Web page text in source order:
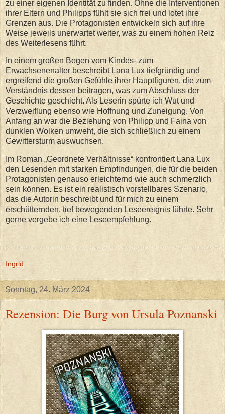
zu einer eigenen Identität zu finden. Ohne die Interventionen
ihrer Eltern und Philipps fühlt sie sich frei und lotet ihre
Grenzen aus. Die Protagonisten entwickeln sich auf ihre
Weise jeweils unerwartet weiter, was zu einem hohen Reiz
des Weiterlesens führt.
In einem großen Bogen vom Kindes- zum
Erwachsenenalter beschreibt Lana Lux tiefgründig und
ergreifend die großen Gefühle ihrer Hauptfiguren, die zum
Verständnis dessen beitragen, was zum Abschluss der
Geschichte geschieht. Als Leserin spürte ich Wut und
Verzweiflung ebenso wie Hoffnung und Zuneigung. Von
Anfang an war die Beziehung von Philipp und Faina von
dunklen Wolken umweht, die sich schließlich zu einem
Gewittersturm auswuchsen.
Im Roman „Geordnete Verhältnisse“ konfrontiert Lana Lux
den Lesenden mit starken Empfindungen, die für die beiden
Protagonisten genauso erleichternd wie auch schmerzlich
sein können. Es ist ein realistisch vorstellbares Szenario,
das die Autorin beschreibt und für mich zu einem
erschütternden, tief bewegenden Leseereignis führte. Sehr
gerne vergebe ich eine Leseempfehlung.
Ingrid
Sonntag, 24. März 2024
Rezension: Die Burg von Ursula Poznanski